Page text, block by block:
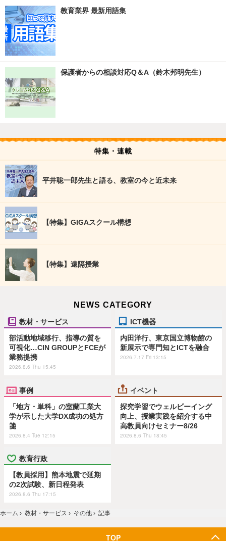
教育業界 最新用語集
保護者からの相談対応Q＆A（鈴木邦明先生）
特集・連載
平井聡一郎先生と語る、教室の今と近未来
【特集】GIGAスクール構想
【特集】遠隔授業
NEWS CATEGORY
教材・サービス
部活動地域移行、指導の質を
可視化…CIN GROUPとFCEが
業務提携
2026.8.6 Thu 15:45
ICT機器
内田洋行、東京国立博物館の
新展示で専門知とICTを融合
2026.7.17 Fri 13:15
事例
「地方・単科」の室蘭工業大
学が示した大学DX成功の処方
箋
2026.8.4 Tue 12:15
イベント
探究学習でウェルビーイング
向上、授業実践を紹介する中
高教員向けセミナー8/26
2026.8.6 Thu 18:45
教育行政
【教員採用】熊本地震で延期
の2次試験、新日程発表
2026.8.6 Thu 17:15
ホーム › 教材・サービス › その他 › 記事
TOP